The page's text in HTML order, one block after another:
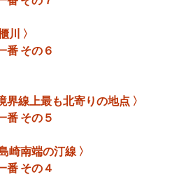
〉
その６
上最も北寄りの地点 〉
その５
南端の汀線 〉
その４